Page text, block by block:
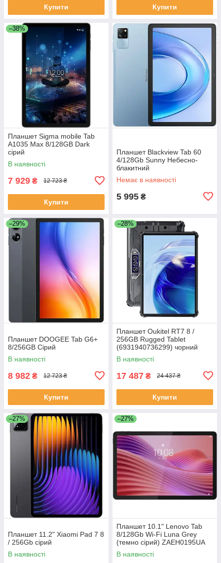
Купити Купити
–38%
Планшет Sigma mobile Tab
A1035 Max 8/128GB Dark
сірий
В наявності
7 929 ₴ 12 723 ₴
Купити
Планшет Blackview Tab 60
4/128Gb Sunny Небесно-
блакитний
Немає в наявності
5 995 ₴
–29%
Планшет DOOGEE Tab G6+
8/256GB Сірий
В наявності
8 982 ₴ 12 723 ₴
Купити
–28%
Планшет Oukitel RT7 8 /
256GB Rugged Tablet
(6931940736299) чорний
В наявності
17 487 ₴ 24 437 ₴
Купити
–27%
Планшет 11.2" Xiaomi Pad 7 8
/ 256Gb сірий
В наявності
–27%
Планшет 10.1" Lenovo Tab
8/128Gb Wi-Fi Luna Grey
(темно сірий) ZAEH0195UA
В наявності